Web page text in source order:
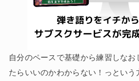
自分のペースで基礎から練習しなお
たらいいのかわからない！っという